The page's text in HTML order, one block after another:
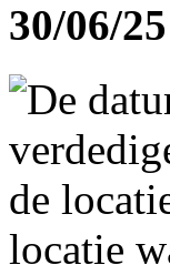
30/06/
De
de
locatie